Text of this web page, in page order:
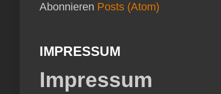
Abonnieren Posts (Atom)
IMPRESSUM
Impressum